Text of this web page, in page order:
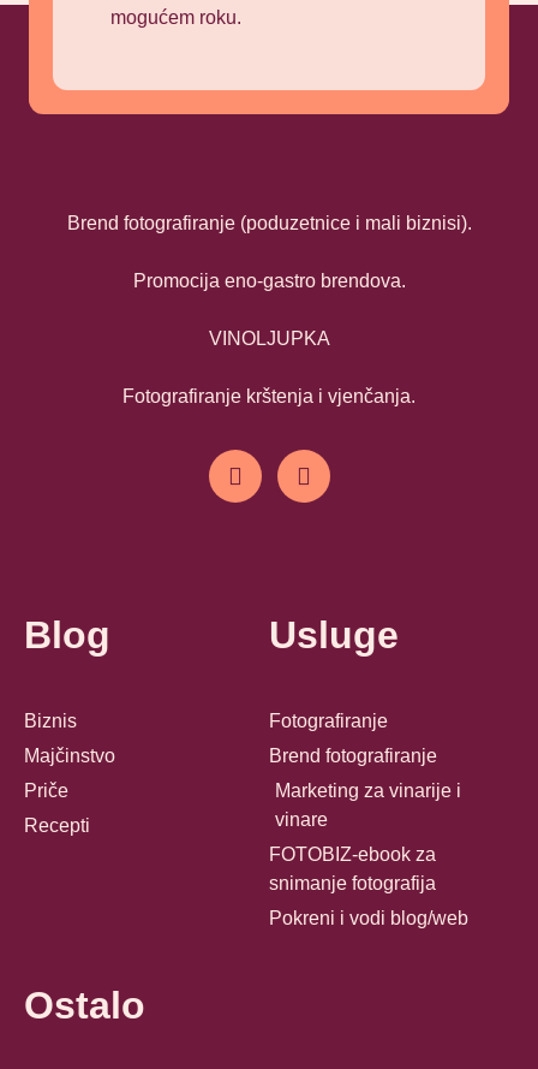
mogućem roku.
Brend fotografiranje (poduzetnice i mali biznisi).
Promocija eno-gastro brendova.
VINOLJUPKA
Fotografiranje krštenja i vjenčanja.
Blog
Biznis
Majčinstvo
Priče
Recepti
Usluge
Fotografiranje
Brend fotografiranje
Marketing za vinarije i
vinare
FOTOBIZ-ebook za
snimanje fotografija
Pokreni i vodi blog/web
Ostalo